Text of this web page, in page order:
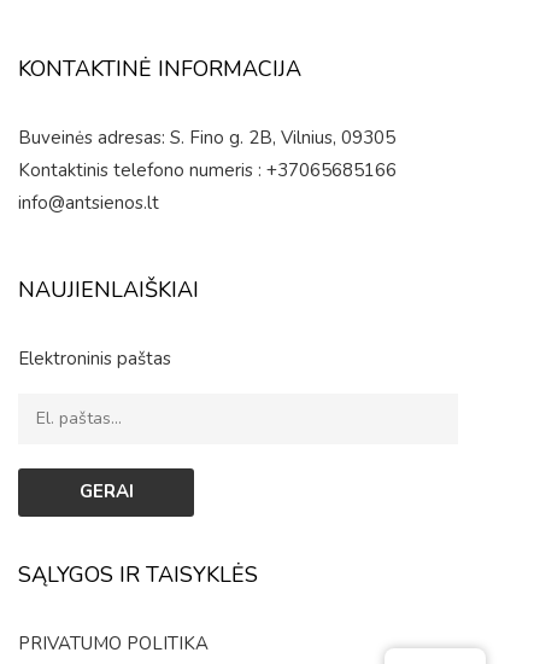
KONTAKTINĖ INFORMACIJA
Buveinės adresas: S. Fino g. 2B, Vilnius, 09305
Kontaktinis telefono numeris : +37065685166
info@antsienos.lt
NAUJIENLAIŠKIAI
Elektroninis paštas
SĄLYGOS IR TAISYKLĖS
PRIVATUMO POLITIKA